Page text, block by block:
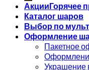
Акции
Каталог шаров
Выбор по
Оформление
Пакетное
Украшение